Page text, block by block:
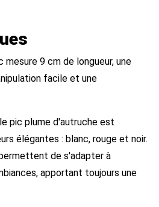
mesure 9 cm de longueur, une
facile et une
pic plume d'autruche est
élégantes : blanc, rouge et noir.
de s'adapter à
apportant toujours une